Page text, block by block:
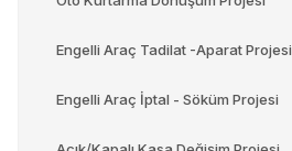
Engelli Araç Tadilat -Aparat Projesi
Engelli Araç İptal - Söküm Projesi